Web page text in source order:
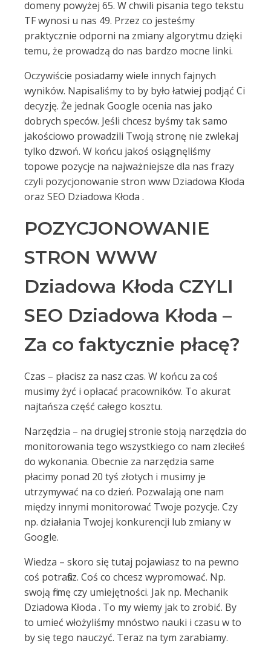
domeny powyżej 65. W chwili pisania tego tekstu
TF wynosi u nas 49. Przez co jesteśmy
praktycznie odporni na zmiany algorytmu dzięki
temu, że prowadzą do nas bardzo mocne linki.
Oczywiście posiadamy wiele innych fajnych
wyników. Napisaliśmy to by było łatwiej podjąć Ci
decyzję. Że jednak Google ocenia nas jako
dobrych speców. Jeśli chcesz byśmy tak samo
jakościowo prowadzili Twoją stronę nie zwlekaj
tylko dzwoń. W końcu jakoś osiągnęliśmy
topowe pozycje na najważniejsze dla nas frazy
czyli pozycjonowanie stron www Dziadowa Kłoda
oraz SEO Dziadowa Kłoda .
POZYCJONOWANIE
STRON WWW
Dziadowa Kłoda CZYLI
SEO Dziadowa Kłoda –
Za co faktycznie płacę?
Czas – płacisz za nasz czas. W końcu za coś
musimy żyć i opłacać pracowników. To akurat
najtańsza część całego kosztu.
Narzędzia – na drugiej stronie stoją narzędzia do
monitorowania tego wszystkiego co nam zleciłeś
do wykonania. Obecnie za narzędzia same
płacimy ponad 20 tyś złotych i musimy je
utrzymywać na co dzień. Pozwalają one nam
między innymi monitorować Twoje pozycje. Czy
np. działania Twojej konkurencji lub zmiany w
Google.
Wiedza – skoro się tutaj pojawiasz to na pewno
coś potrafisz. Coś co chcesz wypromować. Np.
swoją firmę czy umiejętności. Jak np. Mechanik
Dziadowa Kłoda . To my wiemy jak to zrobić. By
to umieć włożyliśmy mnóstwo nauki i czasu w to
by się tego nauczyć. Teraz na tym zarabiamy.